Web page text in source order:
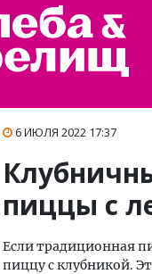
6 ИЮЛЯ 2022 17:37
пиццы с
Если традиционная
пиццу с клубникой.